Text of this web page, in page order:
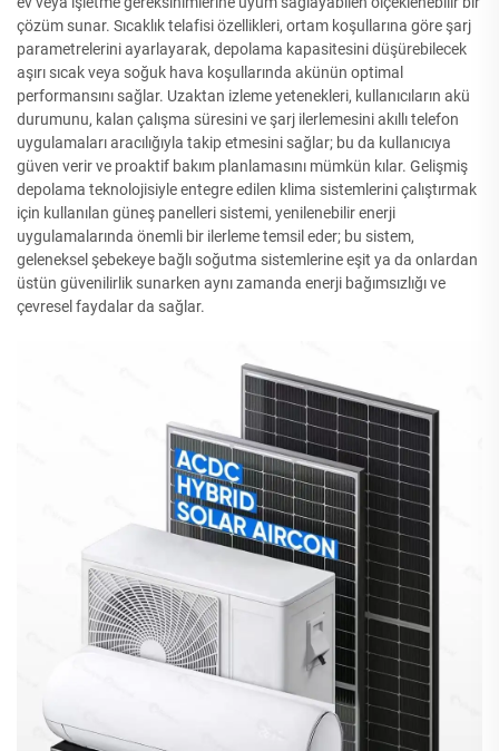
çözüm sunar. Sıcaklık telafisi özellikleri, ortam koşullarına göre şarj
parametrelerini ayarlayarak, depolama kapasitesini düşürebilecek
aşırı sıcak veya soğuk hava koşullarında akünün optimal
performansını sağlar. Uzaktan izleme yetenekleri, kullanıcıların akü
durumunu, kalan çalışma süresini ve şarj ilerlemesini akıllı telefon
uygulamaları aracılığıyla takip etmesini sağlar; bu da kullanıcıya
güven verir ve proaktif bakım planlamasını mümkün kılar. Gelişmiş
depolama teknolojisiyle entegre edilen klima sistemlerini çalıştırmak
için kullanılan güneş panelleri sistemi, yenilenebilir enerji
uygulamalarında önemli bir ilerleme temsil eder; bu sistem,
geleneksel şebekeye bağlı soğutma sistemlerine eşit ya da onlardan
üstün güvenilirlik sunarken aynı zamanda enerji bağımsızlığı ve
çevresel faydalar da sağlar.